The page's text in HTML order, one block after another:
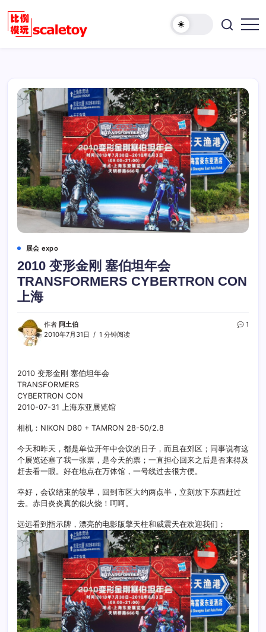
正
欢
例
模
型
玩
具
天
地！
展会 expo
2010 变形金刚 塞伯坦年会
TRANSFORMERS CYBERTRON CON
上海
作者 阿土伯
2010年7月31日
1 分钟阅读
1
2010 变形金刚 塞伯坦年会
TRANSFORMERS
CYBERTRON CON
2010-07-31 上海东亚展览馆
相机：NIKON D80 + TAMRON 28-50/2.8
今天和昨天，都是单位开年中会议的日子，而且在郊区；同事说有这
个展览还塞了我一张票，是今天的票；一直担心回来之后是否来得及
赶去看一眼。好在地点在万体馆，一号线过去很方便。
幸好，会议结束的较早，回到市区大约两点半，立刻放下东西赶过
去。赤日炎炎真的似火烧！呵呵。
远远看到指示牌，漂亮的电影版擎天柱和威震天在欢迎我们；